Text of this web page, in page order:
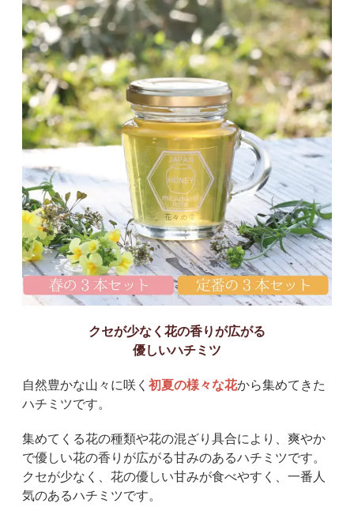
クセが少なく花の香りが広がる
優しいハチミツ
自然豊かな山々に咲く 初夏の様々な花から集めてきた
ハチミツです。
集めてくる花の種類や花の混ざり具合により、爽やか
で優しい花の香りが広がる甘みのあるハチミツです。
クセが少なく、花の優しい甘みが食べやすく、一番人
気のあるハチミツです。